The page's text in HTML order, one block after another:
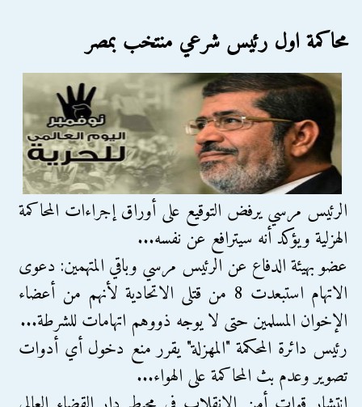
محاكمة اول رئيس شرعي منتخب بمصر
الرئيس مرسي يرفض التوقيع على أوراق إجراءات المحاكمة
الهزلية ويؤكد أنه سيترافع عن نفسه...
عضو بهيئة الدفاع عن الرئيس مرسي وباقي المتهمين: دعوى
الاتهام استبعدت 8 من قتلى الاتحادية لأنهم من أعضاء
الإخوان المسلمين حتى لا يوجه ذووهم اتهامات للشرطة...
رئيس دائرة المحكمة "المهزلة" يقرر منع دخول أي أدوات
تصوير وعدم بث المحاكمة على الهواء...